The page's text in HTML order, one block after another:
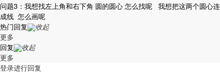
问题3：我想找左上角和右下角 圆的圆心 怎么找呢 我想把这两个圆心连
成线 怎么画呢
热门回复
收起
更多
回复
收起
更多
登录进行回复